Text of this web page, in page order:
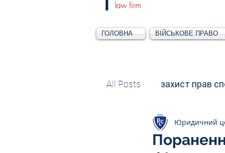
ГОЛОВНА ВІЙСЬКОВЕ ПРАВО
All Posts захист прав
Податкове Юридичний